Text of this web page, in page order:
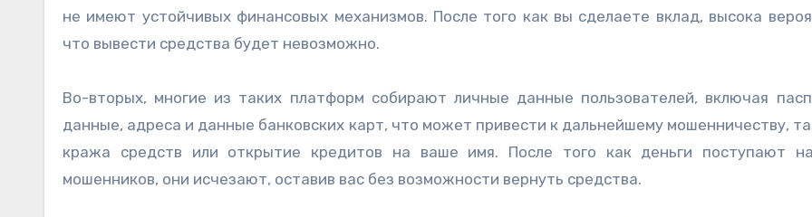
не имеют устойчивых финансовых механизмов. После того как вы сделаете вклад, высока
что вывести средства будет невозможно.
Во-вторых, многие из таких платформ собирают личные данные пользователей, включая
данные, адреса и данные банковских карт, что может привести к дальнейшему мошенничеству,
кража средств или открытие кредитов на ваше имя. После того как деньги поступают
мошенников, они исчезают, оставив вас без возможности вернуть средства.